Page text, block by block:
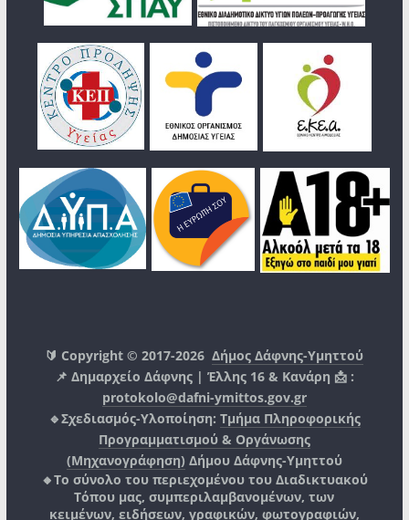
🔰 Copyright © 2017-2026Δήμος Δάφνης-Υμηττού
📌 Δημαρχείο Δάφνης | Έλλης 16 & Κανάρη 📩 :
protokolo@dafni-ymittos.gov.gr
🔹Σχεδιασμός-Υλοποίηση: Τμήμα Πληροφορικής
Προγραμματισμού & Οργάνωσης
(Μηχανογράφηση) Δήμου Δάφνης-Υμηττού
🔸Το σύνολο του περιεχομένου του Διαδικτυακού
Τόπου μας, συμπεριλαμβανομένων, των
κειμένων, ειδήσεων, γραφικών, φωτογραφιών,